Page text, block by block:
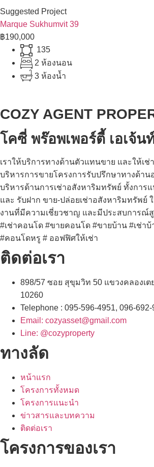
Suggested Project
Marque Sukhumvit 39
฿190,000
135
2 ห้องนอน
3 ห้องน้ำ
COZY AGENT
โคซี่ พร๊อพเพอร์ตี้ เอเจ้น
เราให้บริการทางด้านตัวแทนขาย และให้เ
บริหารการขายโครงการรับปรึกษาทางด้าน
บริหารด้านการเช่าอสังหาริมทรัพย์ ทั้งการแ
และ รับฝาก ขาย-ปล่อยเช่าอสังหาริมทรัพย์
งานที่มีความเชี่ยวชาญ และมีประสบการณ์
#เช่าคอนโด #ขายคอนโด #ขายบ้าน #เช่า
#คอนโดหรู # ออฟฟิศให้เช่า
ติดต่อเรา
898/57 ซอย สุขุมวิท 50 แขวงคลองเ
10260
Telephone : 095-596-4951, 096-692-
Email: cozyasset@gmail.com
Line: @cozyproperty
ทางลัด
หน้าแรก
โครงการทั้งหมด
โครงการแนะนำ
ข่าวสารและบทความ
ติดต่อเรา
โครงการของเรา